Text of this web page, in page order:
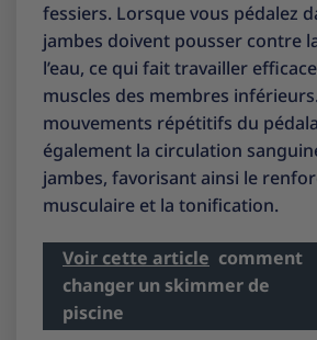
fessiers. Lorsque vous pédalez
jambes doivent pousser contre
l’eau, ce qui fait travailler
muscles des membres
mouvements répétitifs du
également la circulation
jambes, favorisant ainsi le
musculaire et la tonification.
Voir cette article comment
changer un skimmer de
piscine